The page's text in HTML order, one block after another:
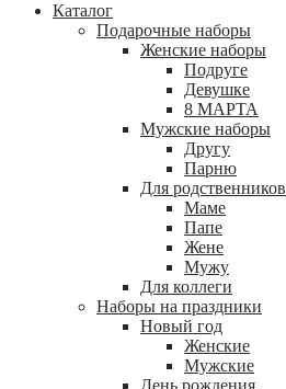
Каталог
Подарочные наборы
Женские наборы
Подруге
Девушке
8 МАРТА
Мужские наборы
Другу
Парню
Для родственников
Маме
Папе
Жене
Мужу
Для коллеги
Наборы на праздники
Новый год
Женские
Мужские